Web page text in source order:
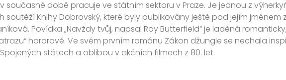
současné době pracuje ve státním sektoru v Praze. Je jednou z
soutěží Knihy Dobrovský, které byly publikovány ještě pod jejím jménem
Povídka „Navždy tvůj, napsal Roy Butterfield“ je laděná
hororově. Ve svém prvním románu Zákon džungle se nechala
státech a oblibou v akčních filmech z 80. let.